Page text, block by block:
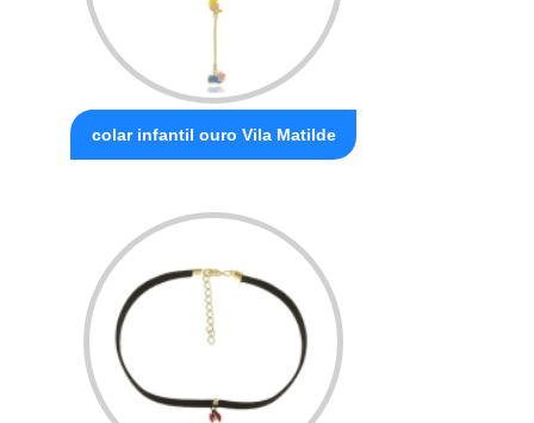
colar infantil ouro Vila Matilde